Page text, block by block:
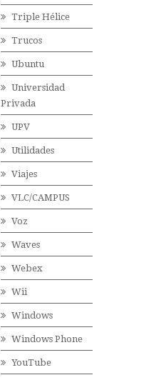
Triple Hélice
Trucos
Ubuntu
Universidad
Privada
UPV
Utilidades
Viajes
VLC/CAMPUS
Voz
Waves
Webex
Wii
Windows
Windows Phone
YouTube